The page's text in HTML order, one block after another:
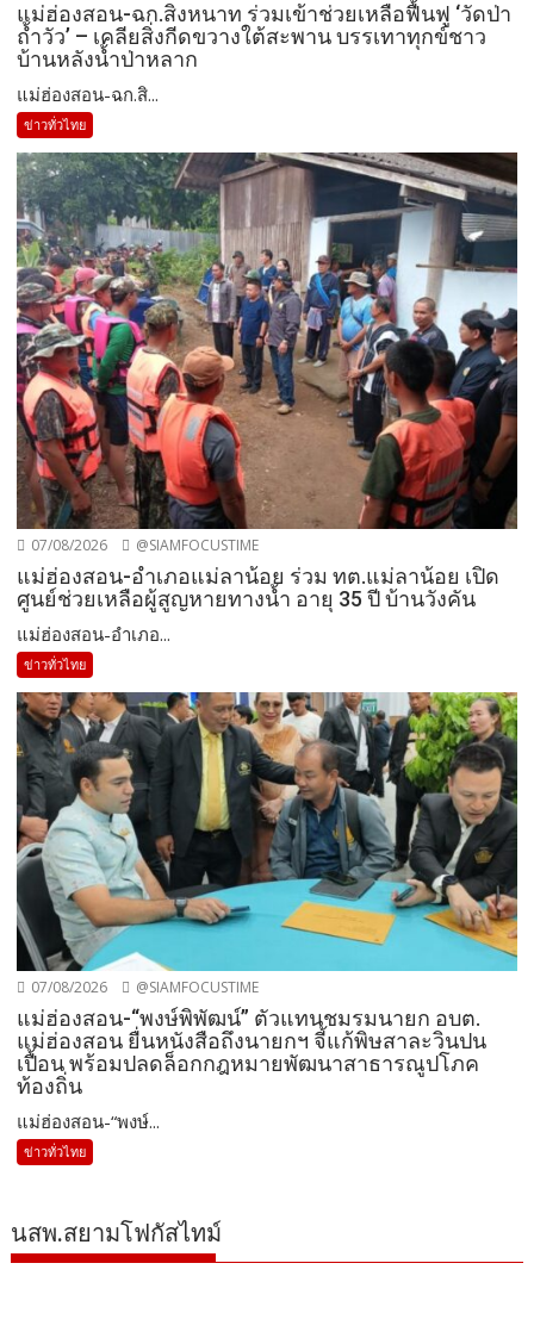
แม่ฮ่องสอน-ฉก.สิงหนาท ร่วมเข้าช่วยเหลือฟื้นฟู ‘วัดป่า
ถ้ำวัว’ – เคลียสิ่งกีดขวางใต้สะพาน บรรเทาทุกข์ชาว
บ้านหลังน้ำป่าหลาก
แม่ฮ่องสอน-ฉก.สิ...
ข่าวทั่วไทย
07/08/2026 @SIAMFOCUSTIME
แม่ฮ่องสอน-อำเภอแม่ลาน้อย ร่วม ทต.แม่ลาน้อย เปิด
ศูนย์ช่วยเหลือผู้สูญหายทางน้ำ อายุ 35 ปี บ้านวังคัน
แม่ฮ่องสอน-อำเภอ...
ข่าวทั่วไทย
07/08/2026 @SIAMFOCUSTIME
แม่ฮ่องสอน-“พงษ์พิพัฒน์” ตัวแทนชมรมนายก อบต.
แม่ฮ่องสอน ยื่นหนังสือถึงนายกฯ จี้แก้พิษสาละวินปน
เปื้อน พร้อมปลดล็อกกฎหมายพัฒนาสาธารณูปโภค
ท้องถิ่น
แม่ฮ่องสอน-“พงษ์...
ข่าวทั่วไทย
นสพ.สยามโฟกัสไทม์